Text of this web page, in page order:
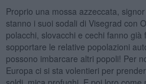
Proprio una mossa azzeccata,
stanno i suoi sodali di Visegrad con
polacchi, slovacchi e cechi fanno già
sopportare le relative popolazioni
possono imbarcare altri popoli! Per
Europa ci si sta volentieri per